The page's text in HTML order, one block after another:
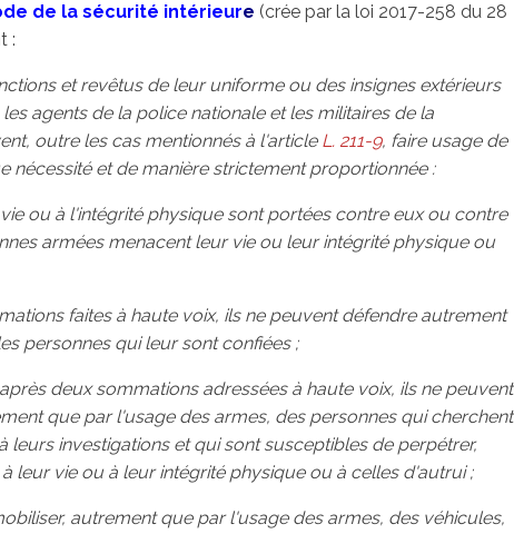
de la sécurité intérieure (crée par la loi 2017-258 du 28
:
et revêtus de leur uniforme ou des insignes extérieurs
agents de la police nationale et les militaires de la
outre les cas mentionnés à l'article L. 211-9, faire usage de
nécessité et de manière strictement proportionnée :
vie ou à l'intégrité physique sont portées contre eux ou contre
armées menacent leur vie ou leur intégrité physique ou
faites à haute voix, ils ne peuvent défendre autrement
personnes qui leur sont confiées ;
deux sommations adressées à haute voix, ils ne peuvent
que par l'usage des armes, des personnes qui cherchent
leurs investigations et qui sont susceptibles de perpétrer,
leur vie ou à leur intégrité physique ou à celles d'autrui ;
autrement que par l'usage des armes, des véhicules,